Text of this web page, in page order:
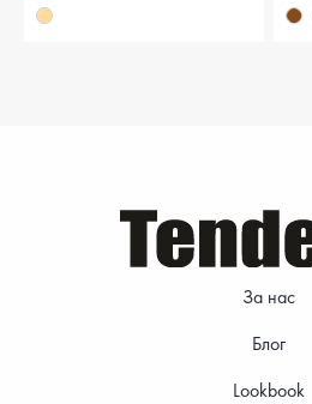
За нас
Блог
Lookbook